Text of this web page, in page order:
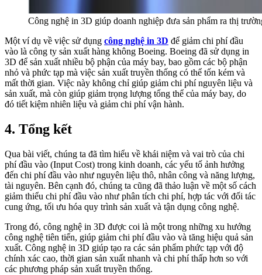
Công nghệ in 3D giúp doanh nghiệp đưa sản phẩm ra thị
Một ví dụ về việc sử dụng công nghệ in 3D để giảm chi phí đầu
vào là công ty sản xuất hàng không Boeing. Boeing đã sử dụng in
3D để sản xuất nhiều bộ phận của máy bay, bao gồm các bộ phận
nhỏ và phức tạp mà việc sản xuất truyền thống có thể tốn kém và
mất thời gian. Việc này không chỉ giúp giảm chi phí nguyên liệu và
sản xuất, mà còn giúp giảm trọng lượng tổng thể của máy bay, do
đó tiết kiệm nhiên liệu và giảm chi phí vận hành.
4. Tổng kết
Qua bài viết, chúng ta đã tìm hiểu về khái niệm và vai trò của chi
phí đầu vào (Input Cost) trong kinh doanh, các yếu tố ảnh hưởng
đến chi phí đầu vào như nguyên liệu thô, nhân công và năng lượng,
tài nguyên. Bên cạnh đó, chúng ta cũng đã thảo luận về một số cách
giảm thiểu chi phí đầu vào như phân tích chi phí, hợp tác với đối tác
cung ứng, tối ưu hóa quy trình sản xuất và tận dụng công nghệ.
Trong đó, công nghệ in 3D được coi là một trong những xu hướng
công nghệ tiên tiến, giúp giảm chi phí đầu vào và tăng hiệu quả sản
xuất. Công nghệ in 3D giúp tạo ra các sản phẩm phức tạp với độ
chính xác cao, thời gian sản xuất nhanh và chi phí thấp hơn so với
các phương pháp sản xuất truyền thống.